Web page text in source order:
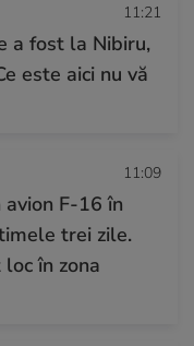
11:21
a fost la Nibiru,
este aici nu vă
11:09
F-16 în
trei zile.
în zona